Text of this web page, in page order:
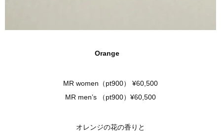
Orange
MR women（pt900） ¥60,500
MR men’s （pt900）¥60,500
オレンジの花の香りと